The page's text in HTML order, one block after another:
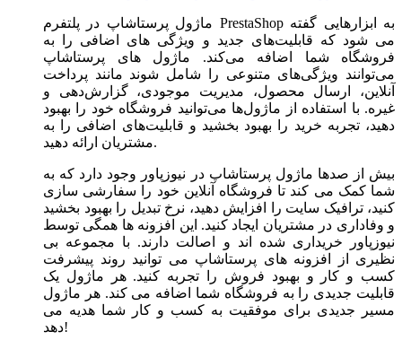
ماژول‌ پرستاشاپ در پلتفرم PrestaShop به ابزارهایی گفته
می شود که قابلیت‌های جدید و ویژگی های اضافی را به
فروشگاه شما اضافه می‌کند. ماژول های پرستاشاپ
می‌توانند ویژگی‌های متنوعی را شامل شوند مانند پرداخت
آنلاین، ارسال محصول، مدیریت موجودی، گزارش‌دهی و
غیره. با استفاده از ماژول‌ها می‌توانید فروشگاه خود را بهبود
دهید، تجربه خرید را بهبود بخشید و قابلیت‌های اضافی را به
مشتریان ارائه دهید.
بیش از صدها ماژول پرستاشاپ در نیوزپاور وجود دارد که به
شما کمک می کند تا فروشگاه آنلاین خود را سفارشی سازی
کنید، ترافیک سایت را افزایش دهید، نرخ تبدیل را بهبود بخشید
و وفاداری در مشتریان ایجاد کنید. این افزونه ها همگی توسط
نیوزپاور خریداری شده اند و اصالت دارند. با مجموعه بی
نظیری از افزونه های پرستاشاپ می توانید روند پیشرفت
کسب و کار و بهبود فروش را تجربه کنید. هر ماژول یک
قابلیت جدیدی را به فروشگاه شما اضافه می کند. هر ماژول
مسیر جدیدی برای موفقیت به کسب و کار شما هدیه می
دهد!